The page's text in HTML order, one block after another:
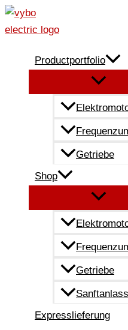
Zum
Inhalt
Productportfolio
Getriebe
Shop
Getriebe
Expresslieferung